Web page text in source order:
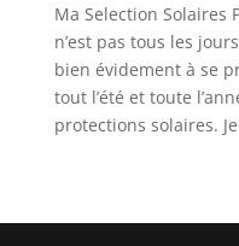
Ma Selection Solaires
n’est pas tous les
bien évidement à se
tout l’été et toute
protections solaires.